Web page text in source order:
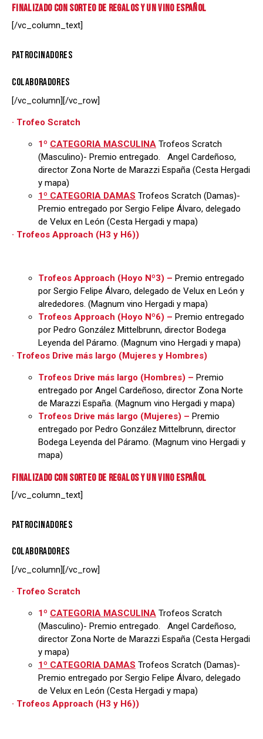
FINALIZADO CON SORTEO DE REGALOS Y UN VINO ESPAÑOL
[/vc_column_text]
PATROCINADORES
COLABORADORES
[/vc_column][/vc_row]
· Trofeo Scratch
1º CATEGORIA MASCULINA Trofeos Scratch
(Masculino)- Premio entregado. Angel Cardeñoso,
director Zona Norte de Marazzi España (Cesta Hergadi
y mapa)
1º CATEGORIA DAMAS Trofeos Scratch (Damas)-
Premio entregado por Sergio Felipe Álvaro, delegado
de Velux en León (Cesta Hergadi y mapa)
· Trofeos Approach (H3 y H6))
Trofeos Approach (Hoyo Nº3) – Premio entregado
por Sergio Felipe Álvaro, delegado de Velux en León y
alrededores. (Magnum vino Hergadi y mapa)
Trofeos Approach (Hoyo Nº6) – Premio entregado
por Pedro González Mittelbrunn, director Bodega
Leyenda del Páramo. (Magnum vino Hergadi y mapa)
· Trofeos Drive más largo (Mujeres y Hombres)
Trofeos Drive más largo (Hombres) – Premio
entregado por Angel Cardeñoso, director Zona Norte
de Marazzi España. (Magnum vino Hergadi y mapa)
Trofeos Drive más largo (Mujeres) – Premio
entregado por Pedro González Mittelbrunn, director
Bodega Leyenda del Páramo. (Magnum vino Hergadi y
mapa)
FINALIZADO CON SORTEO DE REGALOS Y UN VINO ESPAÑOL
[/vc_column_text]
PATROCINADORES
COLABORADORES
[/vc_column][/vc_row]
· Trofeo Scratch
1º CATEGORIA MASCULINA Trofeos Scratch
(Masculino)- Premio entregado. Angel Cardeñoso,
director Zona Norte de Marazzi España (Cesta Hergadi
y mapa)
1º CATEGORIA DAMAS Trofeos Scratch (Damas)-
Premio entregado por Sergio Felipe Álvaro, delegado
de Velux en León (Cesta Hergadi y mapa)
· Trofeos Approach (H3 y H6))